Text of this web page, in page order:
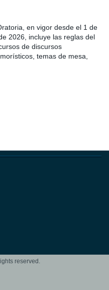
en vigor desde el 1 de
2026, incluye las reglas del
de discursos
temas de mesa,
reserved.